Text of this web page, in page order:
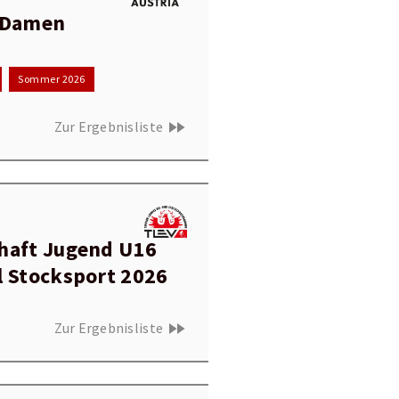
Sommer 2026
Zur Ergebnisliste fast_forward
Jugend U16
Stocksport 2026
Zur Ergebnisliste fast_forward